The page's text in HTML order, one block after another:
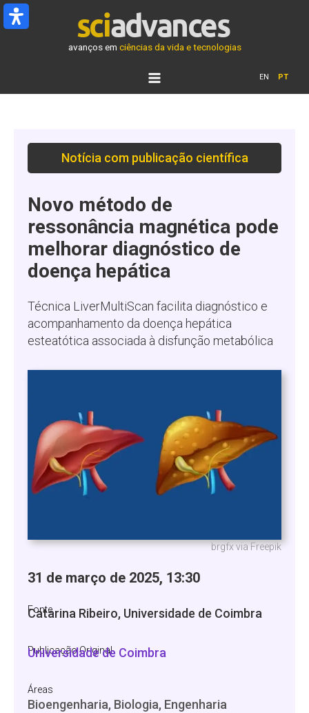
Ir
para
avanços em ciências da vida e tecnologias
EN PT
Notícia com publicação científica
Novo método de
ressonância magnética pode
melhorar diagnóstico de
doença hepática
Técnica LiverMultiScan facilita diagnóstico e
acompanhamento da doença hepática
esteatótica associada à disfunção metabólica
brgfx via Freepik
31 de março de 2025, 13:30
Fonte
Catarina Ribeiro, Universidade de Coimbra
Publicação Original
Universidade de Coimbra
Áreas
Bioengenharia, Biologia, Engenharia